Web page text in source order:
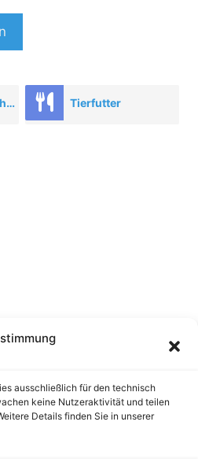
ausschließlich für den technisch
keine Nutzeraktivität und teilen
Details finden Sie in unserer
Tierbedarf & Tierhandel Tierfutter